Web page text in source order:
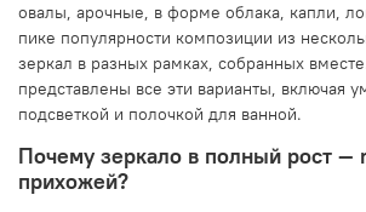
овалы, арочные, в форме облака, капли,
пике популярности композиции из
зеркал в разных рамках, собранных
представлены все эти варианты, включая
подсветкой и полочкой для ванной.
Почему зеркало в полный рост —
прихожей?